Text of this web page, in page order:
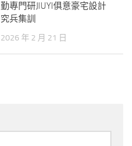
勤專門研JIUYI俱意豪宅設計
究兵集訓
2026 年 2 月 21 日